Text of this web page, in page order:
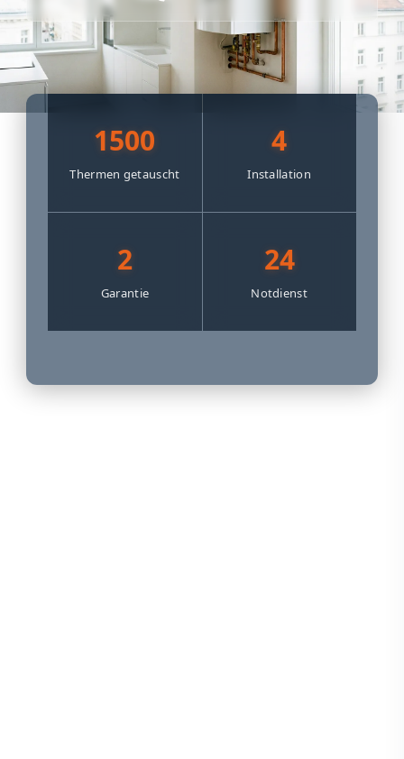
1500
Thermen getauscht
4
Installation
2
Garantie
24
Notdienst